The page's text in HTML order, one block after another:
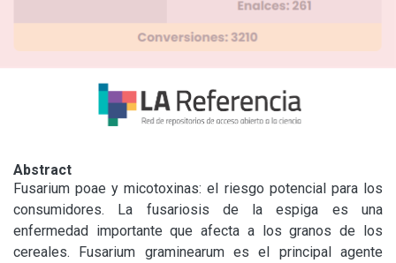
Abstract
Fusarium poae y micotoxinas: el riesgo potencial para los
consumidores. La fusariosis de la espiga es una
enfermedad importante que afecta a los granos de los
cereales. Fusarium graminearum es el principal agente